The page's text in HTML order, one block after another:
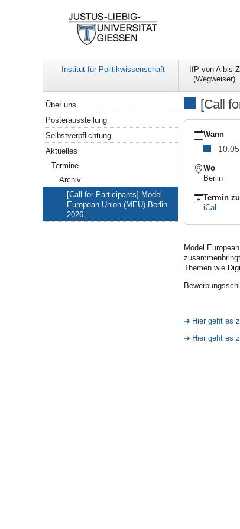
Institut für Politikwissenschaft
IfP von A bis Z
(Wegweiser)
[Call
https://www.uni-
giessen.de/de/
uns/aktuelles/
Participants]
European
Berlin
2026-
05-
2026-
Wann
Wo
Berlin
Termin
iCal
Model
Themen wie
Hier geht es
Hier geht es
Navigation
Über uns
Posterausstellung
Selbstverpflichtung
Aktuelles
Termine
Archiv
[Call for Participants] Model
European Union (MEU) Berlin
2026